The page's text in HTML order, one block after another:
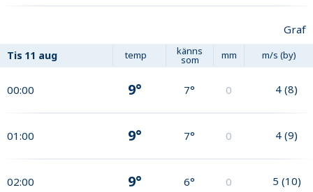
Graf
Tis 11 aug temp känns
som mm m/s (by)
00:00 9° 7° 0 4 (8)
01:00 9° 7° 0 4 (9)
02:00 9° 6° 0 5 (10)